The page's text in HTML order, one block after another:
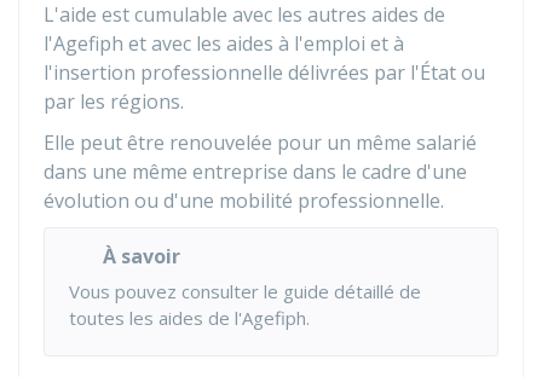
L'aide est cumulable avec les autres aides de
l'Agefiph et avec les aides à l'emploi et à
l'insertion professionnelle délivrées par l'État ou
par les régions.
Elle peut être renouvelée pour un même salarié
dans une même entreprise dans le cadre d'une
évolution ou d'une mobilité professionnelle.
À savoir
Vous pouvez consulter le guide détaillé de
toutes les aides de l'Agefiph.